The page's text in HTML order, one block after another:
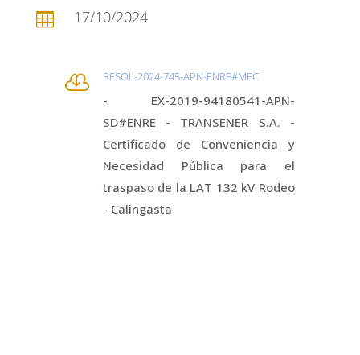
 17/10/2024
 RESOL-2024-745-APN-ENRE#MEC
- EX-2019-94180541-APN-
SD#ENRE - TRANSENER S.A. -
Certificado de Conveniencia y
Necesidad Pública para el
traspaso de la LAT 132 kV Rodeo
- Calingasta